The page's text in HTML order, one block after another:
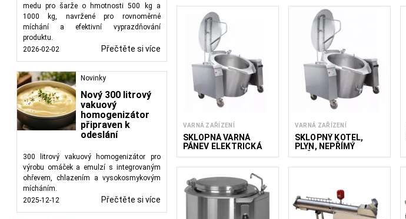
medu pro šarže o hmotnosti 500 kg a
1000 kg, navržené pro rovnoměrné
míchání a efektivní vyprazdňování
produktu.
2026-02-02
Přečtěte si více
Novinky
Nový 300 litrový
vakuový
homogenizátor
připraven k
odeslání
300 litrový vakuový homogenizátor pro
výrobu omáček a emulzí s integrovaným
ohřevem, chlazením a vysokosmykovým
mícháním.
2025-12-12
Přečtěte si více
VARNÁ ZAŘÍZENÍ
SKLOPNÁ VARNÁ
PÁNEV ELEKTRICKÁ
VARNÁ ZAŘÍZENÍ
SKLOPNÝ KOTEL,
PLYN, NEPŘÍMÝ
OHŘEV